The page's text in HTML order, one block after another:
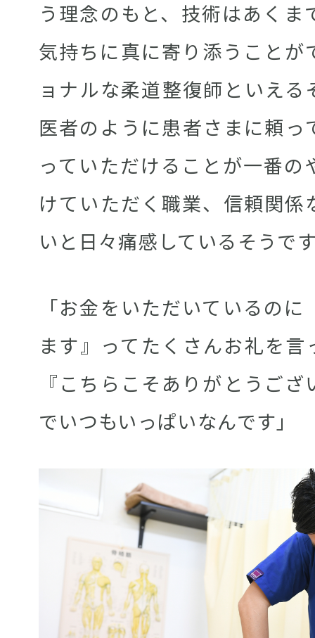
う理念のもと、技術はあく
気持ちに真に寄り添うことが
ョナルな柔道整復師といえ
医者のように患者さまに頼っ
っていただけることが一番
けていただく職業、信頼関係
いと日々痛感しているそうで
「お金をいただいているの
ます』ってたくさんお礼を
『こちらこそありがとうご
でいつもいっぱいなんです」